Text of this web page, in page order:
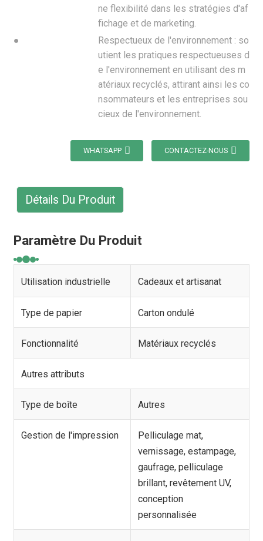
ne flexibilité dans les stratégies d'af
fichage et de marketing.
●
Respectueux de l'environnement : so
utient les pratiques respectueuses d
e l'environnement en utilisant des m
atériaux recyclés, attirant ainsi les co
nsommateurs et les entreprises sou
cieux de l'environnement.
WHATSAPP CONTACTEZ-NOUS
Détails Du Produit
Paramètre Du Produit
Utilisation industrielle Cadeaux et artisanat
Type de papier Carton ondulé
Fonctionnalité Matériaux recyclés
Autres attributs
Type de boîte Autres
Gestion de l'impression
Pelliculage mat,
vernissage, estampage,
gaufrage, pelliculage
brillant, revêtement UV,
conception
personnalisée